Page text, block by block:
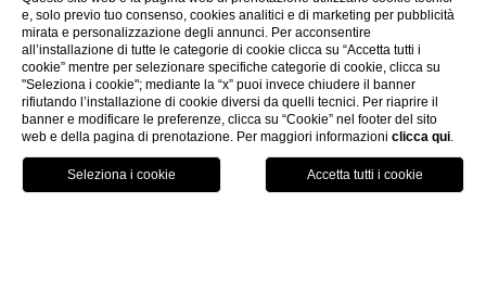
02314770815 | CIN: IT081009C2KEX8WGYQ | CIR: 19081009C222625
CONTATTI DATI SOCIETARI LAVORA CON NOI PRIVACY
COOKIE POLICY
ACCESSIBILITÀ Website by Blastness
APPARTAMENTI MARETTIMO CALA DEL PORTO
e, solo previo tuo consenso, cookies analitici e di marketing per pubblicità
mirata e personalizzazione degli annunci. Per acconsentire
all’installazione di tutte le categorie di cookie clicca su “Accetta tutti i
cookie” mentre per selezionare specifiche categorie di cookie, clicca su
"Seleziona i cookie"; mediante la “x” puoi invece chiudere il banner
rifiutando l’installazione di cookie diversi da quelli tecnici. Per riaprire il
banner e modificare le preferenze, clicca su “Cookie” nel footer del sito
web e della pagina di prenotazione. Per maggiori informazioni clicca qui.